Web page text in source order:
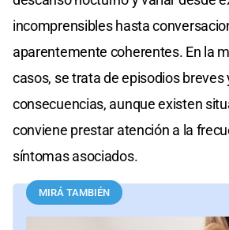
incomprensibles hasta
aparentemente coherentes. En la
casos, se trata de episodios breves
consecuencias, aunque existen
conviene prestar atención a la
síntomas asociados.
MIRÁ TAMBIÉN